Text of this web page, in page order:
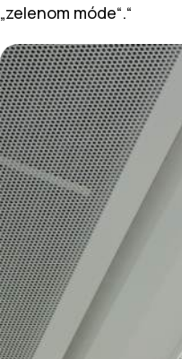
„zelenom móde“.“